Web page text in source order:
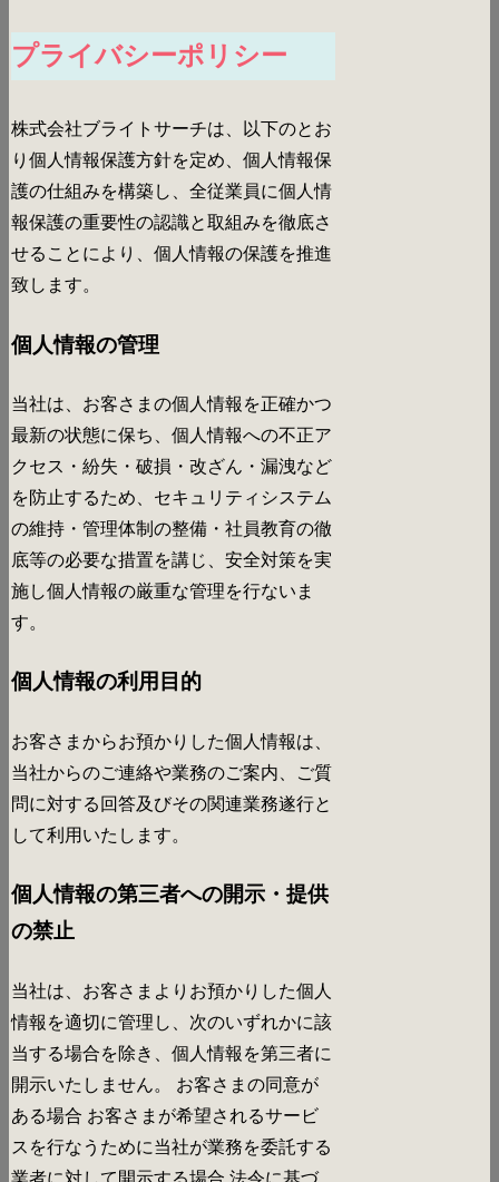
プライバシーポリシー
株式会社ブライトサーチは、以下のとお
り個人情報保護方針を定め、個人情報保
護の仕組みを構築し、全従業員に個人情
報保護の重要性の認識と取組みを徹底さ
せることにより、個人情報の保護を推進
致します。
個人情報の管理
当社は、お客さまの個人情報を正確かつ
最新の状態に保ち、個人情報への不正ア
クセス・紛失・破損・改ざん・漏洩など
を防止するため、セキュリティシステム
の維持・管理体制の整備・社員教育の徹
底等の必要な措置を講じ、安全対策を実
施し個人情報の厳重な管理を行ないま
す。
個人情報の利用目的
お客さまからお預かりした個人情報は、
当社からのご連絡や業務のご案内、ご質
問に対する回答及びその関連業務遂行と
して利用いたします。
個人情報の第三者への開示・提供
の禁止
当社は、お客さまよりお預かりした個人
情報を適切に管理し、次のいずれかに該
当する場合を除き、個人情報を第三者に
開示いたしません。 お客さまの同意が
ある場合 お客さまが希望されるサービ
スを行なうために当社が業務を委託する
業者に対して開示する場合 法令に基づ